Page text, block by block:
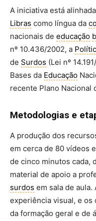
A iniciativa está
Libras como língua da
nacionais de educação
nº 10.436/2002, a
de Surdos (Lei nº
Bases da Educação
recente Plano Nacional
Metodologias e
A produção dos
em cerca de 80 vídeos
de cinco minutos cada,
material de apoio a
surdos em sala de
experiência visual, e os
da formação geral e de